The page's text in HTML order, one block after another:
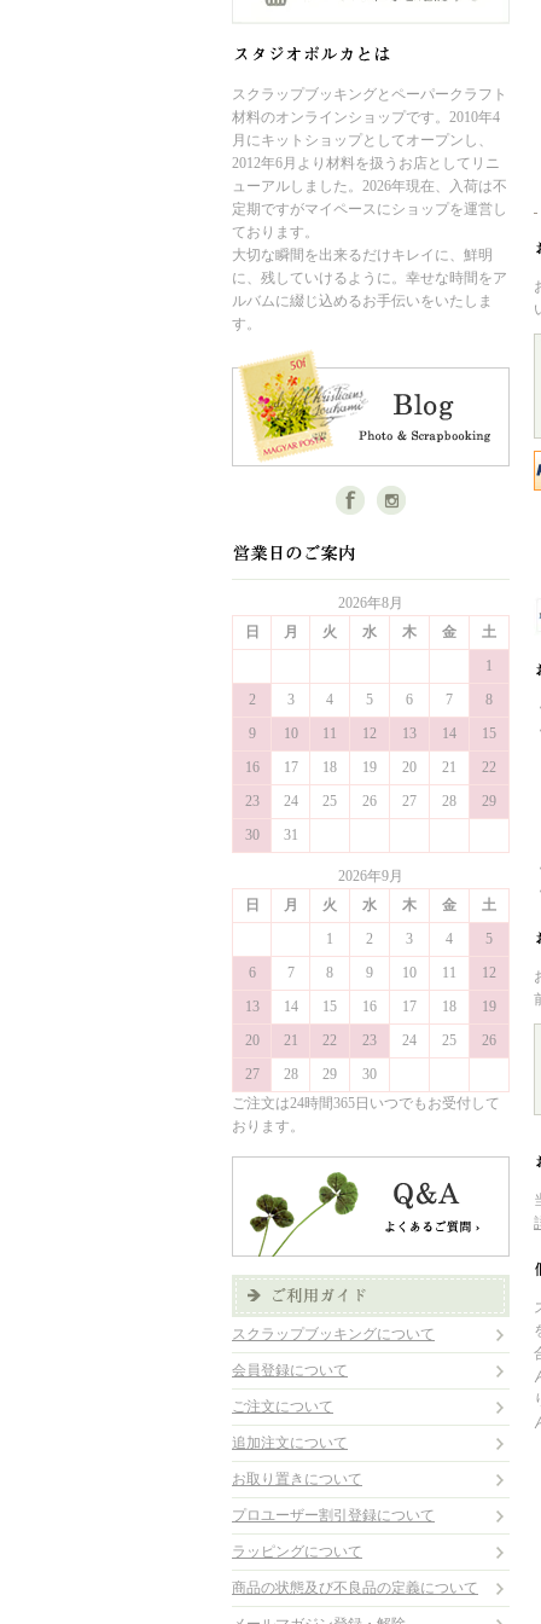
スクラップブッキングとペーパークラフト
材料のオンラインショップです。2010年4
月にキットショップとしてオープンし、
2012年6月より材料を扱うお店としてリニ
ューアルしました。2026年現在、入荷は不
定期ですがマイペースにショップを運営し
ております。
大切な瞬間を出来るだけキレイに、鮮明
に、残していけるように。幸せな時間をア
ルバムに綴じ込めるお手伝いをいたしま
す。
2026年8月
日
月 火 水 木 金
土
1
2
3 4 5 6 7
8
9
10 11 12 13 14
15
16
17 18 19 20 21
22
23
24 25 26 27 28
29
30
31
2026年9月
日
月 火 水 木 金
土
1
2 3 4
5
6
7 8 9 10 11
12
13
14 15 16 17 18
19
20
21 22 23 24 25
26
27
28 29
30
ご注文は24時間365日いつでもお受付して
おります。
スクラップブッキングについて
会員登録について
ご注文について
追加注文について
お取り置きについて
プロユーザー割引登録について
ラッピングについて
商品の状態及び不良品の定義について